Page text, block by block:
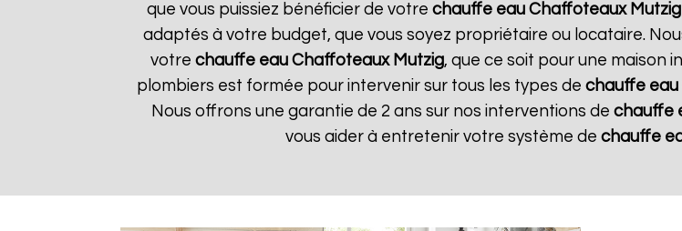
que vous puissiez bénéficier de votre chauffe eau Chaffoteaux Mutzig
adaptés à votre budget, que vous soyez propriétaire ou locataire.
votre chauffe eau Chaffoteaux Mutzig, que ce soit pour une maison
plombiers est formée pour intervenir sur tous les types de chauffe
Nous offrons une garantie de 2 ans sur nos interventions de chauffe
vous aider à entretenir votre système de chauffe